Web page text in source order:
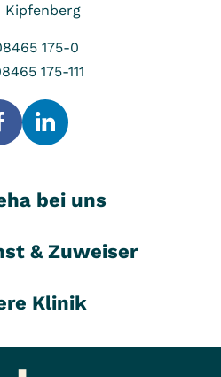
Kipfenberg
175-0
175-111
bei uns
& Zuweiser
Klinik